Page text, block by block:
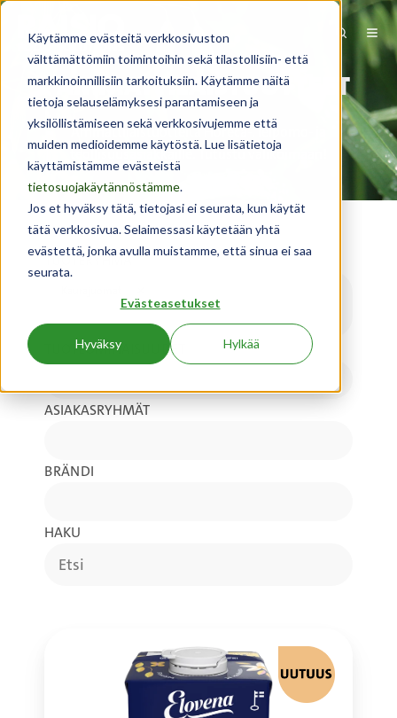
Käytämme evästeitä verkkosivuston
välttämättömiin toimintoihin sekä tilastollisiin- että
markkinoinnillisiin tarkoituksiin. Käytämme näitä
tietoja selauselämyksesi parantamiseen ja
yksilöllistämiseen sekä verkkosivujemme että
muiden medioidemme käytöstä. Lue lisätietoja
käyttämistämme evästeistä
tietosuojakäytännöstämme.
Jos et hyväksy tätä, tietojasi ei seurata, kun käytät
tätä verkkosivua. Selaimessasi käytetään yhtä
evästettä, jonka avulla muistamme, että sinua ei saa
seurata.
Evästeasetukset
Hyväksy Hylkää
AMMATTILAISTUOTTEET
Ammattilaistuotteita Horeca-, leipomo- ja
teollisuusasiakkaille.Tutustu valikoimaan!
TUOTERYHMÄ
TUOTEOMINAISUUDET
ASIAKASRYHMÄT
BRÄNDI
HAKU